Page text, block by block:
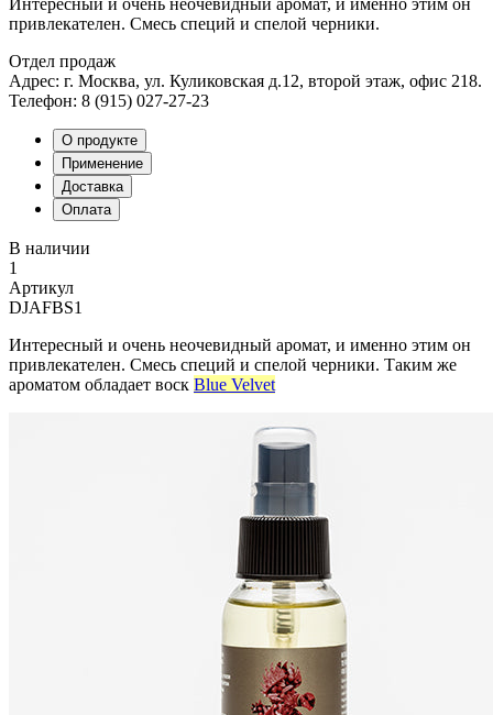
привлекателен. Смесь специй и спелой черники.
Отдел продаж
Адрес: г. Москва, ул. Куликовская д.12, второй этаж, офис 218.
Телефон: 8 (915) 027-27-23
О продукте
Применение
Доставка
Оплата
В наличии
1
Артикул
DJAFBS1
Интересный и очень неочевидный аромат, и именно этим он
привлекателен. Смесь специй и спелой черники. Таким же
ароматом обладает воск Blue Velvet